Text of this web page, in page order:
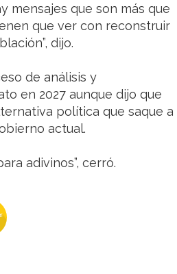
mensajes que son más que
que ver con reconstruir
dijo.
de análisis y
en 2027 aunque dijo que
política que saque a
actual.
adivinos”, cerró.